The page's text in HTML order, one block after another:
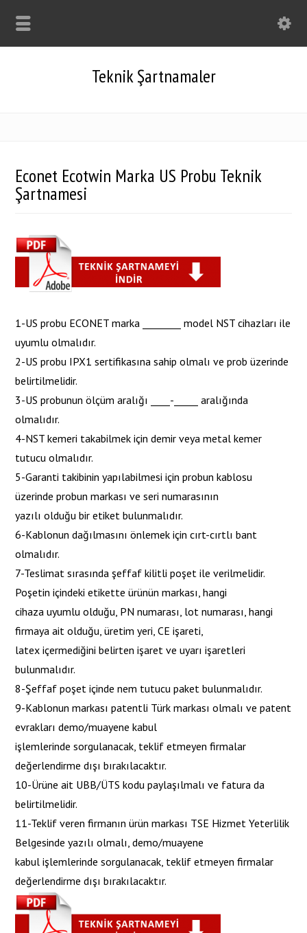
Teknik Şartnamaler
Econet Ecotwin Marka US Probu Teknik
Şartnamesi
1-US probu ECONET marka ________ model NST cihazları ile
uyumlu olmalıdır.
2-US probu IPX1 sertifikasına sahip olmalı ve prob üzerinde
belirtilmelidir.
3-US probunun ölçüm aralığı ____-_____ aralığında
olmalıdır.
4-NST kemeri takabilmek için demir veya metal kemer
tutucu olmalıdır.
5-Garanti takibinin yapılabilmesi için probun kablosu
üzerinde probun markası ve seri numarasının
yazılı olduğu bir etiket bulunmalıdır.
6-Kablonun dağılmasını önlemek için cırt-cırtlı bant
olmalıdır.
7-Teslimat sırasında şeffaf kilitli poşet ile verilmelidir.
Poşetin içindeki etikette ürünün markası, hangi
cihaza uyumlu olduğu, PN numarası, lot numarası, hangi
firmaya ait olduğu, üretim yeri, CE işareti,
latex içermediğini belirten işaret ve uyarı işaretleri
bulunmalıdır.
8-Şeffaf poşet içinde nem tutucu paket bulunmalıdır.
9-Kablonun markası patentli Türk markası olmalı ve patent
evrakları demo/muayene kabul
işlemlerinde sorgulanacak, teklif etmeyen firmalar
değerlendirme dışı bırakılacaktır.
10-Ürüne ait UBB/ÜTS kodu paylaşılmalı ve fatura da
belirtilmelidir.
11-Teklif veren firmanın ürün markası TSE Hizmet Yeterlilik
Belgesinde yazılı olmalı, demo/muayene
kabul işlemlerinde sorgulanacak, teklif etmeyen firmalar
değerlendirme dışı bırakılacaktır.